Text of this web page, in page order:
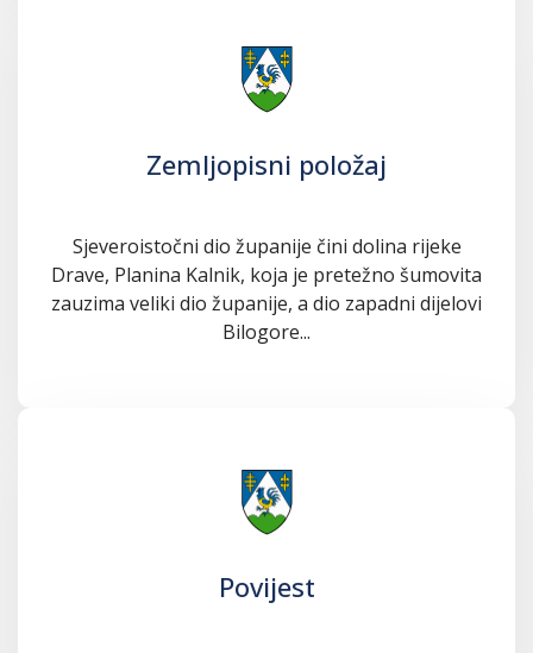
Zemljopisni položaj
Sjeveroistočni dio županije čini dolina rijeke
Drave, Planina Kalnik, koja je pretežno šumovita
zauzima veliki dio županije, a dio zapadni dijelovi
Bilogore...
Povijest